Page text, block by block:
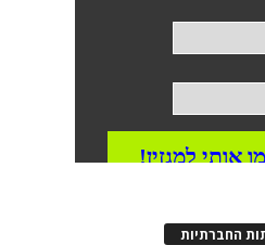
החברתיות